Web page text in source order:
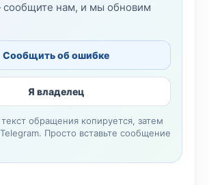
сообщите нам, и мы обновим
Сообщить об ошибке
Я владелец
обращения копируется, затем
Просто вставьте сообщение